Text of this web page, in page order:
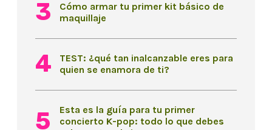
Cómo armar tu primer kit básico de
maquillaje
TEST: ¿qué tan inalcanzable eres para
quien se enamora de ti?
Esta es la guía para tu primer
concierto K-pop: todo lo que debes